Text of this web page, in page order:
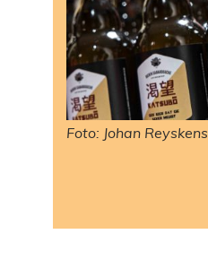
Foto: Johan Reyskens